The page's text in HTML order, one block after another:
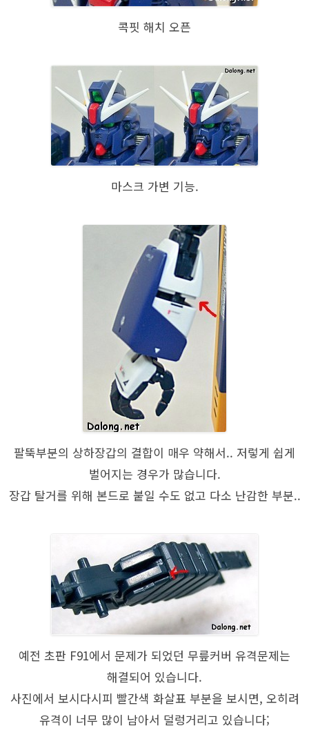
콕핏 해치 오픈
마스크 가변 기능.
팔뚝부분의 상하장갑의 결합이 매우 약해서.. 저렇게 쉽게
벌어지는 경우가 많습니다.
장갑 탈거를 위해 본드로 붙일 수도 없고 다소 난감한 부분..
예전 초판 F91에서 문제가 되었던 무릎커버 유격문제는
해결되어 있습니다.
사진에서 보시다시피 빨간색 화살표 부분을 보시면, 오히려
유격이 너무 많이 남아서 덜렁거리고 있습니다;